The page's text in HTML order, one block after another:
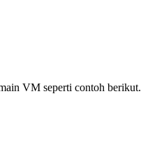
VM seperti contoh berikut.